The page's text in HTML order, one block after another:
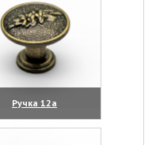
Ручка 12а
(увеличить)